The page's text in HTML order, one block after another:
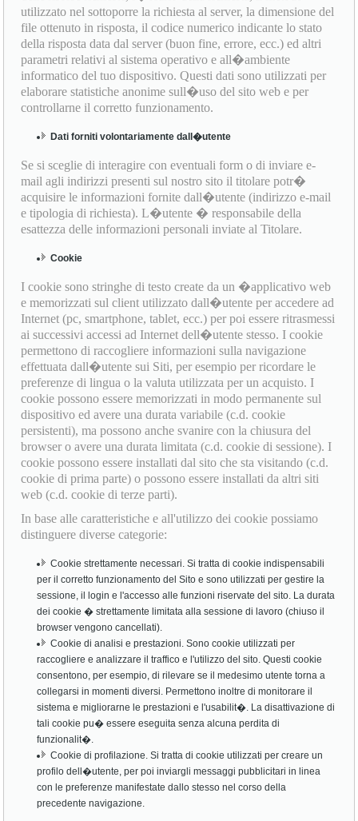
utilizzato nel sottoporre la richiesta al server, la dimensione del
file ottenuto in risposta, il codice numerico indicante lo stato
della risposta data dal server (buon fine, errore, ecc.) ed altri
parametri relativi al sistema operativo e all�ambiente
informatico del tuo dispositivo. Questi dati sono utilizzati per
elaborare statistiche anonime sull�uso del sito web e per
controllarne il corretto funzionamento.
Dati forniti volontariamente dall�utente
Se si sceglie di interagire con eventuali form o di inviare e-
mail agli indirizzi presenti sul nostro sito il titolare potr�
acquisire le informazioni fornite dall�utente (indirizzo e-mail
e tipologia di richiesta). L�utente � responsabile della
esattezza delle informazioni personali inviate al Titolare.
Cookie
I cookie sono stringhe di testo create da un �applicativo web
e memorizzati sul client utilizzato dall�utente per accedere ad
Internet (pc, smartphone, tablet, ecc.) per poi essere ritrasmessi
ai successivi accessi ad Internet dell�utente stesso. I cookie
permettono di raccogliere informazioni sulla navigazione
effettuata dall�utente sui Siti, per esempio per ricordare le
preferenze di lingua o la valuta utilizzata per un acquisto. I
cookie possono essere memorizzati in modo permanente sul
dispositivo ed avere una durata variabile (c.d. cookie
persistenti), ma possono anche svanire con la chiusura del
browser o avere una durata limitata (c.d. cookie di sessione). I
cookie possono essere installati dal sito che sta visitando (c.d.
cookie di prima parte) o possono essere installati da altri siti
web (c.d. cookie di terze parti).
In base alle caratteristiche e all'utilizzo dei cookie possiamo
distinguere diverse categorie:
Cookie strettamente necessari. Si tratta di cookie indispensabili
per il corretto funzionamento del Sito e sono utilizzati per gestire la
sessione, il login e l'accesso alle funzioni riservate del sito. La durata
dei cookie � strettamente limitata alla sessione di lavoro (chiuso il
browser vengono cancellati).
Cookie di analisi e prestazioni. Sono cookie utilizzati per
raccogliere e analizzare il traffico e l'utilizzo del sito. Questi cookie
consentono, per esempio, di rilevare se il medesimo utente torna a
collegarsi in momenti diversi. Permettono inoltre di monitorare il
sistema e migliorarne le prestazioni e l'usabilit�. La disattivazione di
tali cookie pu� essere eseguita senza alcuna perdita di
funzionalit�.
Cookie di profilazione. Si tratta di cookie utilizzati per creare un
profilo dell�utente, per poi inviargli messaggi pubblicitari in linea
con le preferenze manifestate dallo stesso nel corso della
precedente navigazione.